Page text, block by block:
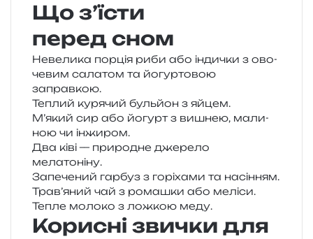
Що з’їсти
перед сном
Невелика пор­ція риби або інди­чки з ово­
че­вим сала­том та йогур­то­вою
заправкою.
Теплий куря­чий буль­йон з яйцем.
М’який сир або йогурт з вишнею, мали­
ною чи інжиром.
Два ківі — при­ро­дне дже­ре­ло
мелатоніну.
Запечений гар­буз з горі­ха­ми та насінням.
Трав’яний чай з рома­шки або меліси.
Тепле моло­ко з лож­кою меду.
Корисні звички для